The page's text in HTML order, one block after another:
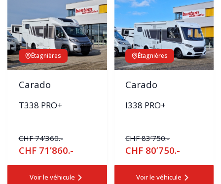
Étagnières
Carado
T338 PRO+
CHF 74’360.-
CHF 71’860.-
Voir le véhicule
Étagnières
Carado
I338 PRO+
CHF 83’750.-
CHF 80’750.-
Voir le véhicule